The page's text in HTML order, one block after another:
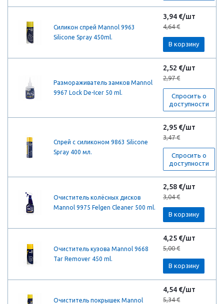
Силикон спрей Mannol 9963
Silicone Spray 450ml.
3,94 €/шт
4,64 €
В корзину
Размораживатель замков Mannol
9967 Lock De-Icer 50 ml.
2,52 €/шт
2,97 €
Спросить о
доступности
Спрей с силиконом 9863 Silicone
Spray 400 мл.
2,95 €/шт
3,47 €
Спросить о
доступности
Очиститель колёсных дисков
Mannol 9975 Felgen Cleaner 500 ml.
2,58 €/шт
3,04 €
В корзину
Очиститель кузова Mannol 9668
Tar Remover 450 ml.
4,25 €/шт
5,00 €
В корзину
Очиститель покрышек Mannol
4,54 €/шт
5,34 €